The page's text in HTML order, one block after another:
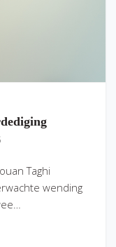
Taghi
wending